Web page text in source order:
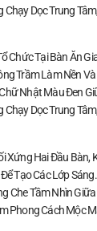
Dọc Trung
Chức Tại Bàn Ăn
Trầm Làm Nền
Nhật Màu Đen
Dọc Trung
Xứng Hai Đầu Bàn,
Tạo Các Lớp
Che Tầm Nhìn
Phong Cách Mộc